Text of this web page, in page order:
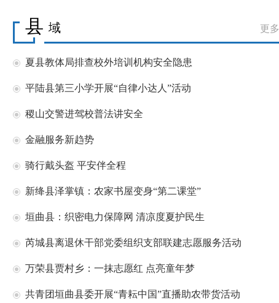
县 域 更多
夏县教体局排查校外培训机构安全隐患
平陆县第三小学开展“自律小达人”活动
稷山交警进驾校普法讲安全
金融服务新趋势
骑行戴头盔 平安伴全程
新绛县泽掌镇：农家书屋变身“第二课堂”
垣曲县：织密电力保障网 清凉度夏护民生
芮城县离退休干部党委组织支部联建志愿服务活动
万荣县贾村乡：一抹志愿红 点亮童年梦
共青团垣曲县委开展“青耘中国”直播助农带货活动